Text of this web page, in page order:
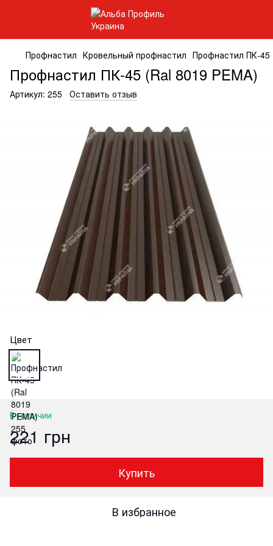
Профнастил Кровельный профнастил Профнастил ПК-45
Профнастил ПК-45 (Ral 8019 PEMA)
Артикул: 255 Оставить отзыв
Цвет
В наличии
221 грн
Купить
В избранное